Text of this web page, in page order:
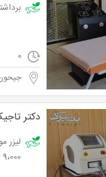
برداشتن
0
دکتر
9،000 تومان